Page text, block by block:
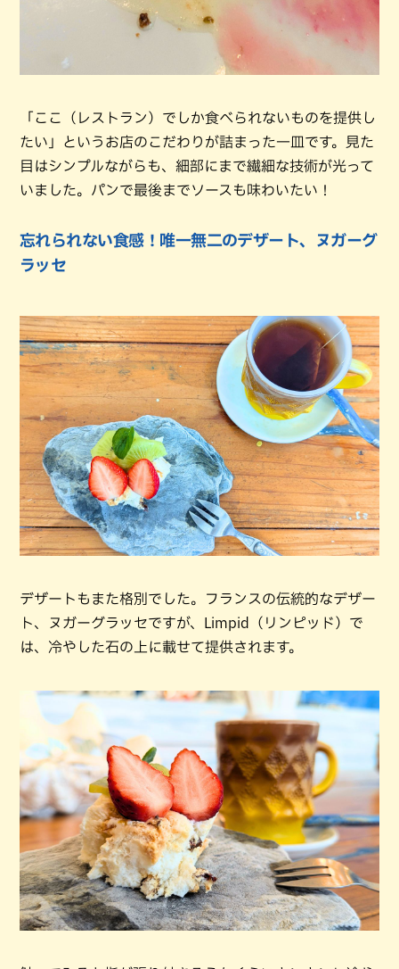
「ここ（レストラン）でしか食べられないものを提供し
たい」というお店のこだわりが詰まった一皿です。見た
目はシンプルながらも、細部にまで繊細な技術が光って
いました。パンで最後までソースも味わいたい！
忘れられない食感！唯一無二のデザート、ヌガーグ
ラッセ
デザートもまた格別でした。フランスの伝統的なデザー
ト、ヌガーグラッセですが、Limpid（リンピッド）で
は、冷やした石の上に載せて提供されます。